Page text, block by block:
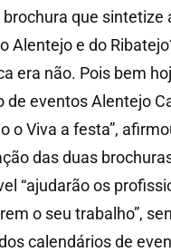
brochura que sintetize
Alentejo e do
era não. Pois bem
de eventos Alentejo
o Viva a festa”,
das duas
“ajudarão os
o seu trabalho”,
calendários de